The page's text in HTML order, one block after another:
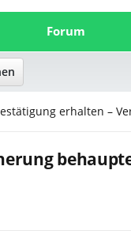
Forum
erhalten –